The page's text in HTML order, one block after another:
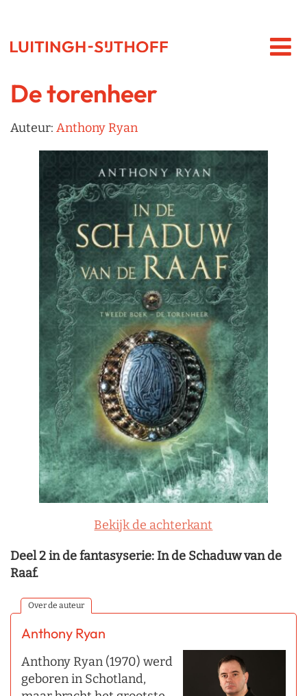
De torenheer
Auteur: Anthony Ryan
Bekijk de achterkant
Deel 2 in de fantasyserie: In de Schaduw van de
Raaf.
Over de auteur
Anthony Ryan
Anthony Ryan (1970) werd
geboren in Schotland,